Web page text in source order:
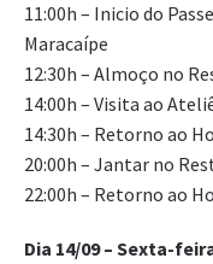
11:00h – Inicio do
Maracaípe
12:30h – Almoço no
14:00h – Visita ao
14:30h – Retorno ao
20:00h – Jantar no
22:00h – Retorno ao
Dia 14/09 – Sexta-